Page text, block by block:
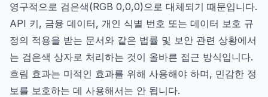
영구적으로 검은색(RGB 0,0,0)으로 대체되기 때문입니다.
API 키, 금융 데이터, 개인 식별 번호 또는 데이터 보호 규
정의 적용을 받는 문서와 같은 법률 및 보안 관련 상황에서
는 검은색 상자로 처리하는 것이 올바른 접근 방식입니다.
흐림 효과는 미적인 효과를 위해 사용해야 하며, 민감한 정
보를 보호하는 데 사용해서는 안 됩니다.